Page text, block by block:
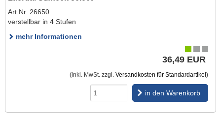
Art.Nr. 26650
verstellbar in 4 Stufen
mehr Informationen
36,49 EUR
(inkl. MwSt. zzgl. Versandkosten für Standardartikel )
in den Warenkorb